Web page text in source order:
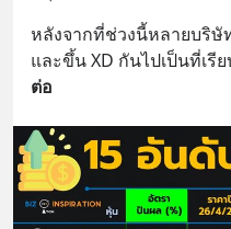
หลังจากที่ช่วงนี้หลายบริษั
และขึ้น XD กันไปเป็นที่เรี
ต่อ